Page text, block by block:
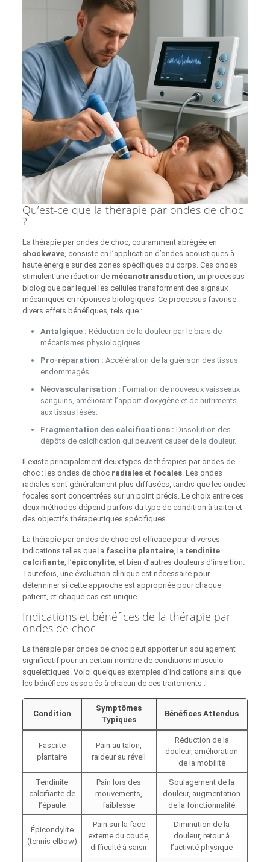
Qu’est-ce que la thérapie par ondes de choc
?
La thérapie par ondes de choc, couramment abrégée en
shockwave, consiste en l’application d’ondes acoustiques à
haute énergie sur des zones spécifiques du corps. Ces ondes
stimulent une réaction de mécanotransduction, un processus
biologique par lequel les cellules transforment des signaux
mécaniques en réponses biologiques. Ce processus favorise
divers effets bénéfiques, tels que :
Antalgique : Réduction de la douleur par le biais de
mécanismes physiologiques.
Pro-réparation : Accélération de la guérison des tissus
endommagés.
Néovascularisation : Formation de nouveaux vaisseaux
sanguins, améliorant l’apport d’oxygène et de nutriments
aux tissus lésés.
Fragmentation des calcifications : Dissolution des
dépôts de calcification qui peuvent causer de la douleur.
Il existe principalement deux types de thérapies par ondes de
choc : les ondes de choc radialeset focales. Les ondes
radiales sont généralement plus diffusées, tandis que les ondes
focales sont concentrées sur un point précis. Le choix entre ces
deux méthodes dépend parfois du type de condition à traiter et
des objectifs thérapeutiques spécifiques.
La thérapie par ondes de choc est efficace pour diverses
indications telles que la fasciite plantaire, la tendinite
calcifiante, l’épiconylite, et bien d’autres douleurs d’insertion.
Toutefois, une évaluation clinique est nécessaire pour
déterminer si cette approche est appropriée pour chaque
patient, et chaque cas est unique.
Indications et bénéfices de la thérapie par
ondes de choc
La thérapie par ondes de choc peut apporter un soulagement
significatif pour un certain nombre de conditions musculo-
squelettiques. Voici quelques exemples d’indications ainsi que
les bénéfices associés à chacun de ces traitements :
Condition
Symptômes
Typiques
Bénéfices Attendus
Fasciite
plantaire
Pain au talon,
raideur au réveil
Réduction de la
douleur, amélioration
de la mobilité
Tendinite
calcifiante de
l’épaule
Pain lors des
mouvements,
faiblesse
Soulagement de la
douleur, augmentation
de la fonctionnalité
Épicondylite
(tennis elbow)
Pain sur la face
externe du coude,
difficulté à saisir
Diminution de la
douleur, retour à
l’activité physique